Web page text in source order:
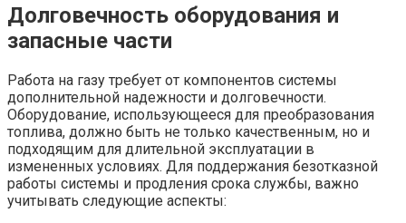
Долговечность оборудования и
запасные части
Работа на газу требует от компонентов системы
дополнительной надежности и долговечности.
Оборудование, использующееся для преобразования
топлива, должно быть не только качественным, но и
подходящим для длительной эксплуатации в
измененных условиях. Для поддержания безотказной
работы системы и продления срока службы, важно
учитывать следующие аспекты: